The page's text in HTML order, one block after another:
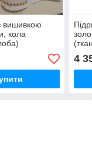
вишивкою
кола
4